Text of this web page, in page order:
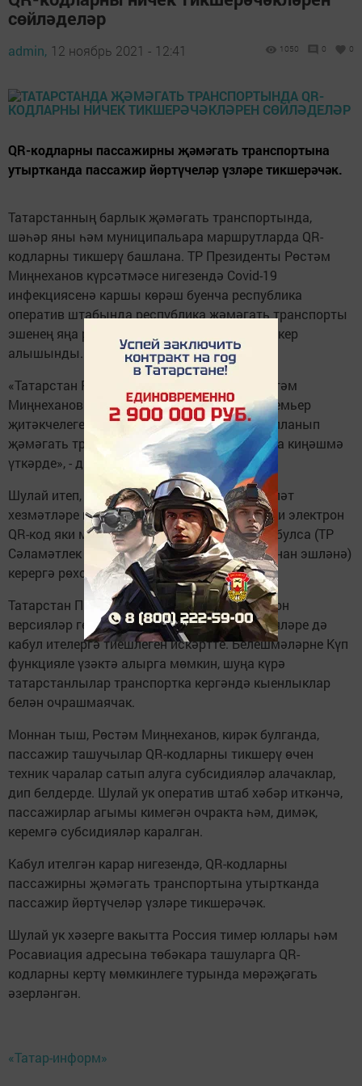
сөйләделәр
admin, 12 ноябрь 2021 - 12:41 1050 0 0
QR-кодларны пассажирны җәмәгать транспортына
утыртканда пассажир йөртүчеләр үзләре тикшерәчәк.
Татарстанның барлык җәмәгать транспортында,
шәһәр яны һәм муниципальара маршрутларда QR-
кодларны тикшерү башлана. ТР Президенты Рөстәм
Миңнеханов күрсәтмәсе нигезендә Covid-19
инфекциясенә каршы көрәш буенча республика
оператив штабында республика җәмәгать транспорты
эшенең яңа режимын оештыру турында фикер
алышынды.
«Татарстан Республикасы Президенты Рөстәм
Миңнеханов кушуы буенча беренче вице-премьер
җитәкчелегендә эшче төркем QR-кодлар кулланып
җәмәгать транспорты эшен оештыру буенча киңәшмә
үткәрде», - диелә хәбәрдә.
Шулай итеп, пассажирлар транспортка дәүләт
хезмәтләре порталында бирелгән кәгазь яки электрон
QR-код яки медотвод булу турында QR-код булса (ТР
Сәламәтлек саклау министрлыгы тарафыннан эшләнә)
керергә рөхсәт ителәчәк.
Татарстан Президенты транспортта электрон
версияләр генә түгел, кодның кәгазь версияләре дә
кабул ителергә тиешлеген искәртте. Белешмәләрне Күп
функцияле үзәктә алырга мөмкин, шуңа күрә
татарстанлылар транспортка кергәндә кыенлыклар
белән очрашмаячак.
Моннан тыш, Рөстәм Миңнеханов, кирәк булганда,
пассажир ташучылар QR-кодларны тикшерү өчен
техник чаралар сатып алуга субсидияләр алачаклар,
дип белдерде. Шулай ук оператив штаб хәбәр иткәнчә,
пассажирлар агымы кимегән очракта һәм, димәк,
керемгә субсидияләр каралган.
Кабул ителгән карар нигезендә, QR-кодларны
пассажирны җәмәгать транспортына утыртканда
пассажир йөртүчеләр үзләре тикшерәчәк.
Шулай ук хәзерге вакытта Россия тимер юллары һәм
Росавиация адресына төбәкара ташуларга QR-
кодларны кертү мөмкинлеге турында мөрәҗәгать
әзерләнгән.
«Татар-информ»